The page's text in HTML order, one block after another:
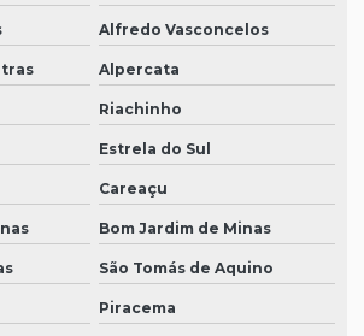
Alfredo Vasconcelos
Alpercata
Riachinho
Estrela do Sul
Careaçu
Bom Jardim de Minas
São Tomás de Aquino
Piracema